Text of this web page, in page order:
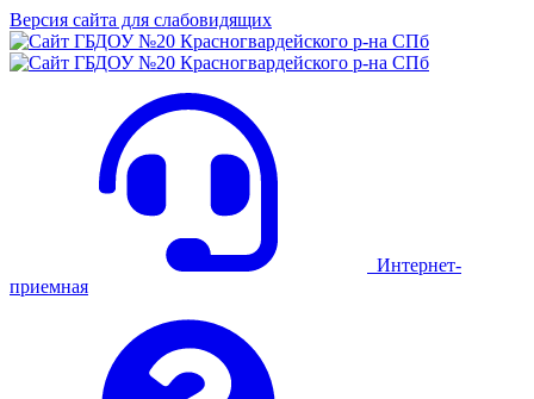
Версия сайта для слабовидящих
Интернет-
приемная